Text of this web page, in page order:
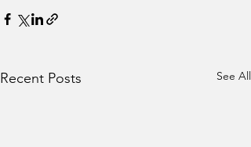
Recent Posts See All